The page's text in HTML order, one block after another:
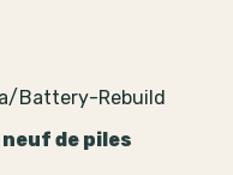
Battery-Rebuild
de piles